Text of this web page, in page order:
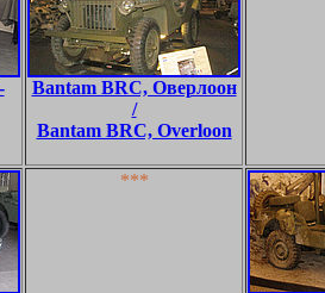
Bantam BRC, Оверлоон
/
Bantam BRC, Overloon
***